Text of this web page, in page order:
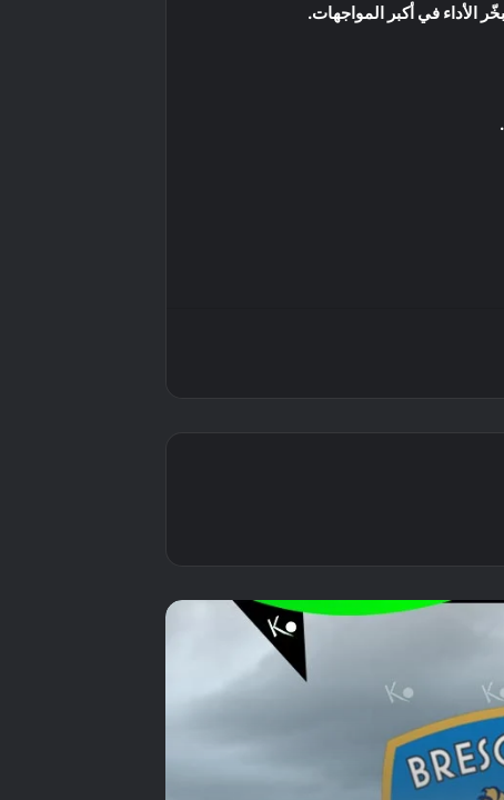
في أكبر المواجهات.
شمسٌ تُشرق في بورتو
وتغرب في لومبارديا..
حين أنقذ الحب بوافيشتا